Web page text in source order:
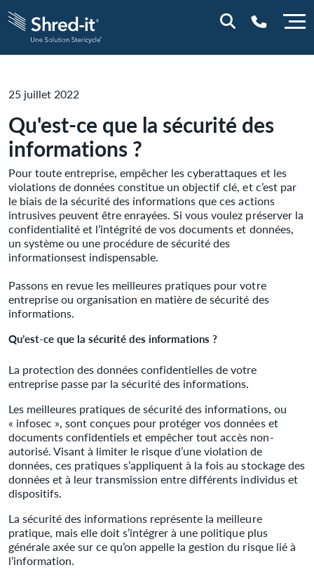
25 juillet 2022
Qu'est-ce que la sécurité des
informations ?
Pour toute entreprise, empêcher les cyberattaques et les
violations de données constitue un objectif clé, et c’est par
le biais de la sécurité des informations que ces actions
intrusives peuvent être enrayées. Si vous voulez préserver la
confidentialité et l’intégrité de vos documents et données,
un système ou une procédure de sécurité des
informationsest indispensable.
Passons en revue les meilleures pratiques pour votre
entreprise ou organisation en matière de sécurité des
informations.
Qu’est-ce que la sécurité des informations ?
La protection des données confidentielles de votre
entreprise passe par la sécurité des informations.
Les meilleures pratiques de sécurité des informations, ou
« infosec », sont conçues pour protéger vos données et
documents confidentiels et empêcher tout accès non-
autorisé. Visant à limiter le risque d’une violation de
données, ces pratiques s’appliquent à la fois au stockage des
données et à leur transmission entre différents individus et
dispositifs.
La sécurité des informations représente la meilleure
pratique, mais elle doit s’intégrer à une politique plus
générale axée sur ce qu’on appelle la gestion du risque lié à
l’information.